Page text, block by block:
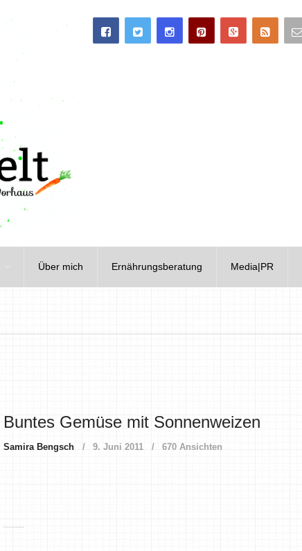
Über mich Ernährungsberatung Media|PR
Buntes Gemüse mit Sonnenweizen
Samira Bengsch 9. Juni 2011 670 Ansichten